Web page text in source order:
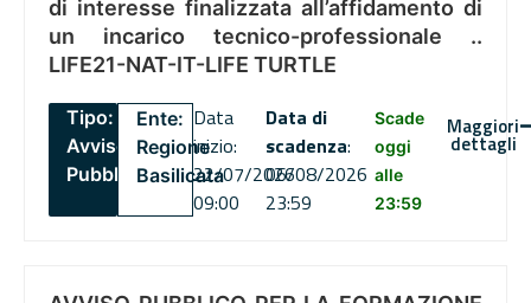
di interesse finalizzata all’affidamento di
un incarico tecnico-professionale ..
LIFE21-NAT-IT-LIFE TURTLE
Tipo:
Avviso
Pubblico
Ente:
Regione
Basilicata
Data
inizio:
22/07/2026
09:00
Data di
scadenza:
06/08/2026
23:59
Scade
oggi
alle
23:59
Maggiori
dettagli